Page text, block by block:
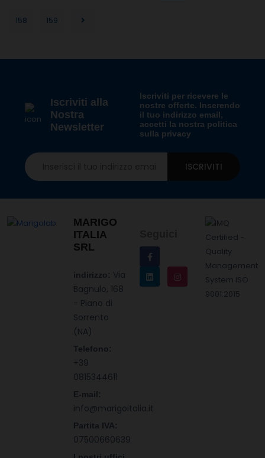
158 159
Iscriviti alla
Nostra
Newsletter
Iscriviti per ricevere le
nostre offerte. Inserendo
il tuo indirizzo email,
accetti la nostra politica
sulla privacy
ISCRIVITI
MARIGO
ITALIA
SRL
indirizzo: Via
Bagnulo, 168
- Piano di
Sorrento
(NA)
Telefono:
+39
0815344611
E-mail:
info@marigoitalia.it
Partita IVA:
07500660639